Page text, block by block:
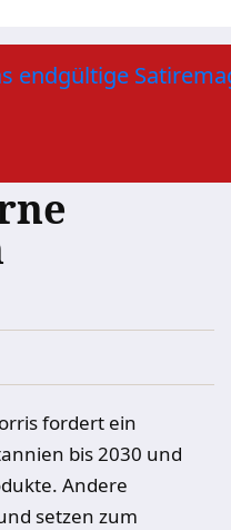
fordert ein
bis 2030 und
Andere
setzen zum